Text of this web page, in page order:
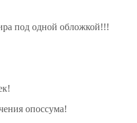
под одной обложкой!!!
опоссума!